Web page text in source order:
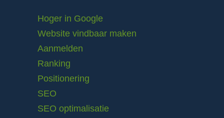
Hoger in Google
Website vindbaar maken
Aanmelden
Ranking
Positionering
SEO
SEO optimalisatie